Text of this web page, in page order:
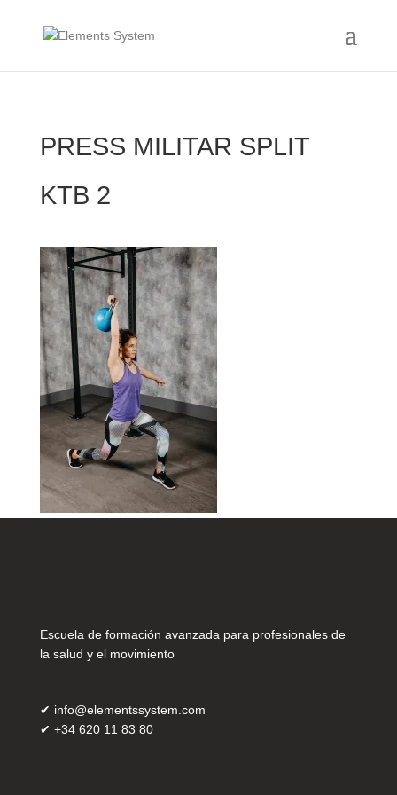
PRESS MILITAR SPLIT
KTB 2
Escuela de formación avanzada para profesionales de
la salud y el movimiento
✔ info@elementssystem.com
✔ +34 620 11 83 80